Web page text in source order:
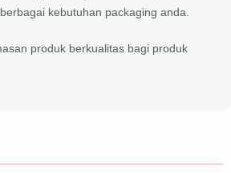
kebutuhan packaging anda.
produk berkualitas bagi produk